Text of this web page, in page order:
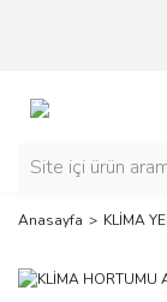
Anasayfa KLİMA